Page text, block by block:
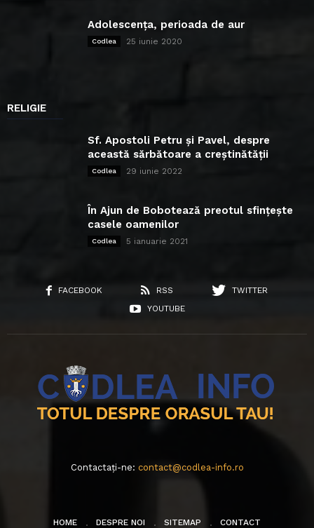
Adolescența, perioada de aur
Codlea 25 iunie 2020
RELIGIE
Sf. Apostoli Petru și Pavel, despre
această sărbătoare a creștinătății
Codlea 29 iunie 2022
În Ajun de Bobotează preotul sfințește
casele oamenilor
Codlea 5 ianuarie 2021
FACEBOOK RSS
TWITTER
YOUTUBE
Contactați-ne: contact@codlea-info.ro
HOME DESPRE NOI SITEMAP CONTACT